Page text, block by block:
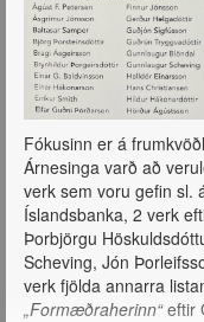
Fókusinn er á
Árnesinga varð að
verk sem voru gefin sl.
Íslandsbanka, 2 verk
Þorbjörgu
Scheving, Jón
verk fjölda annarra
„Formæðraherinn“eftir